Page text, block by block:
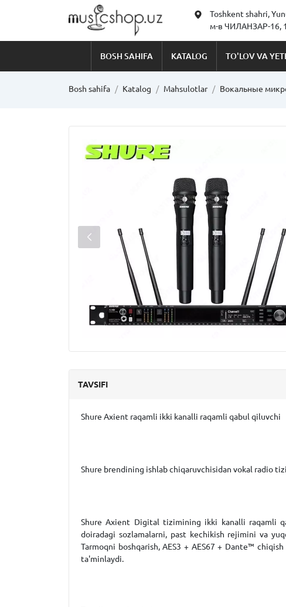
Toshkent shahri,
м-в ЧИЛАНЗАР-16,
BOSH SAHIFA KATALOG TO'LOV VA
Bosh sahifa Katalog Mahsulotlar Вокальные
TAVSIFI
Shure Axient raqamli ikki kanalli raqamli qabul qiluvchi
Shure brendining ishlab chiqaruvchisidan vokal radio
Shure Axient Digital tizimining ikki kanalli raqamli
doiradagi sozlamalarni, past kechikish rejimini va
Tarmoqni boshqarish, AES3 + AES67 + Dante™
ta'minlaydi.